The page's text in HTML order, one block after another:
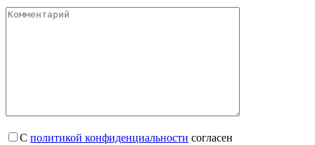
С политикой конфиденциальности согласен